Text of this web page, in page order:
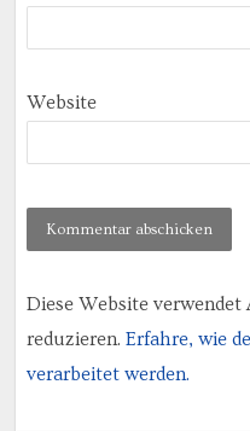
Website
Diese Website
reduzieren. Erfahre, wie
verarbeitet werden.